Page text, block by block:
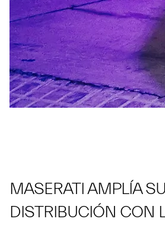
MASERATI AMPLÍA
DISTRIBUCIÓN CON